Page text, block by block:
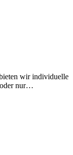
wir individuelle
oder nur…